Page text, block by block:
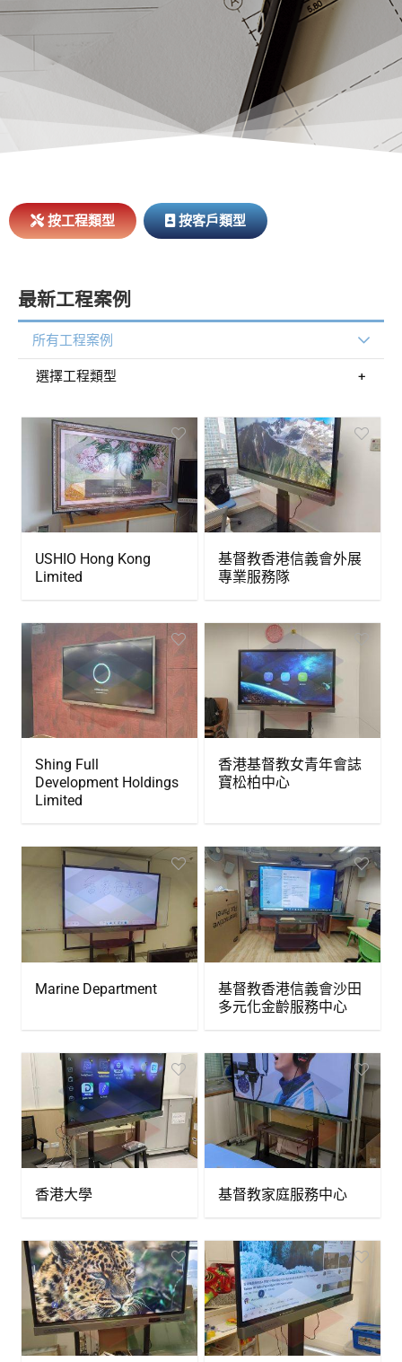
按工程類型 按客戶類型
最新工程案例
所有工程案例
選擇工程類型
USHIO Hong Kong
Limited
基督教香港信義會外展
專業服務隊
Shing Full
Development Holdings
Limited
香港基督教女青年會誌
寶松柏中心
Marine Department
基督教香港信義會沙田
多元化金齡服務中心
香港大學 基督教家庭服務中心